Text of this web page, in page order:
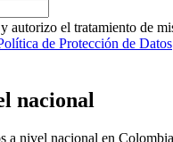
autorizo el tratamiento de
de Protección de Datos
nacional
a nivel nacional en Colombia